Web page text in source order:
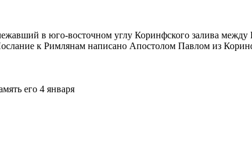
в юго-восточном углу Коринфского залива
к Римлянам написано Апостолом Павлом из
его 4 января